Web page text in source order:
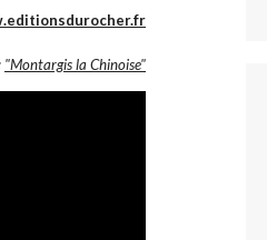
"Montargis la Chinoise"